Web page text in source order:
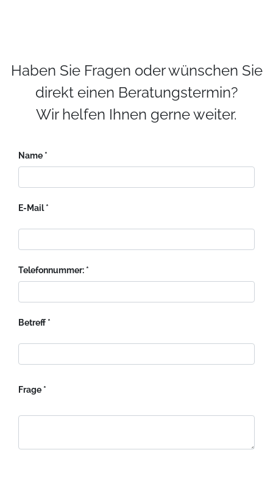
Haben Sie Fragen oder wünschen Sie
direkt einen Beratungstermin?
Wir helfen Ihnen gerne weiter.
Name
E-Mail
Telefonnummer:
Betreff
Frage